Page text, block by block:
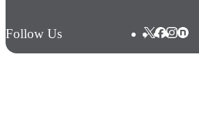
Follow Us